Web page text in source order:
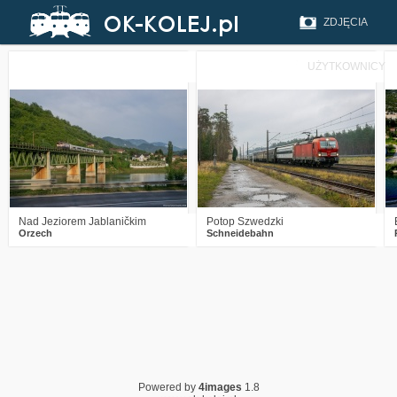
ZDJĘCIA
UŻYTKOWNICY
Nad Jeziorem Jablaničkim
Orzech
11
Potop Szwedzki
Schneidebahn
Powered by 4images 1.8